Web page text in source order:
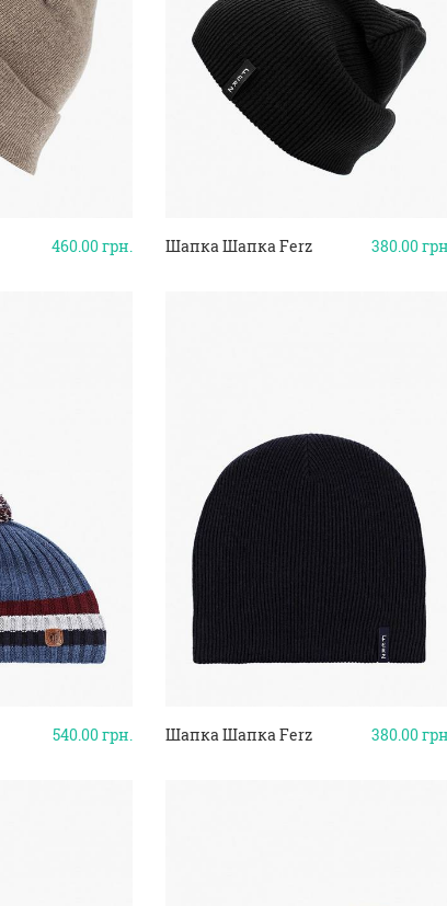
460.00грн. 380.00
Шапка Шапка Ferz
540.00грн. 380.00
Шапка Шапка Ferz